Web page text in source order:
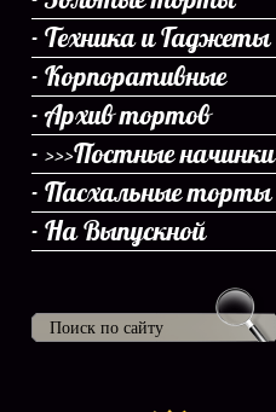
Техника и Гаджеты
Корпоративные
Архив тортов
>>>Постные начинки
Пасхальные торты
На Выпускной